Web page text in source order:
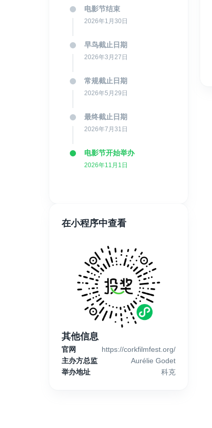
电影节结束
2026年1月30日
早鸟截止日期
2026年3月27日
常规截止日期
2026年5月29日
最终截止日期
2026年7月31日
电影节开始举办
2026年11月1日
在小程序中查看
其他信息
官网
https://corkfilmfest.org/
主办方总监
Aurélie Godet
举办地址
科克